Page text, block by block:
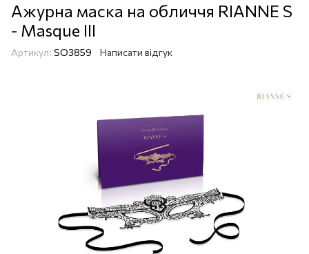
Ажурна маска на обличчя RIANNE S
- Masque III
Артикул: SO3859 Написати відгук